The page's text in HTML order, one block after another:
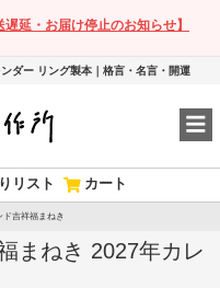
延・お届け停止のお知らせ】
ダー リング製本｜格言・名言・開運
リスト カート
ド吉祥福まねき
まねき 2027年カレ